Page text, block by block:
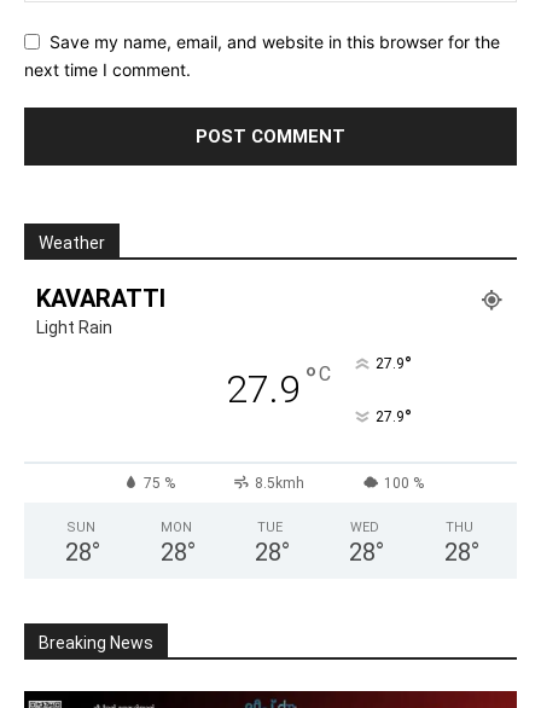
Save my name, email, and website in this browser for the
next time I comment.
Weather
KAVARATTI
Light Rain
27.9 °C 27.9°
27.9°
75 % 8.5kmh 100 %
SUN
28°
MON
28°
TUE
28°
WED
28°
THU
28°
Breaking News